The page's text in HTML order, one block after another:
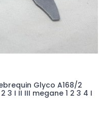
Glyco A168/2
3 I II III megane 1 2 3 4 I